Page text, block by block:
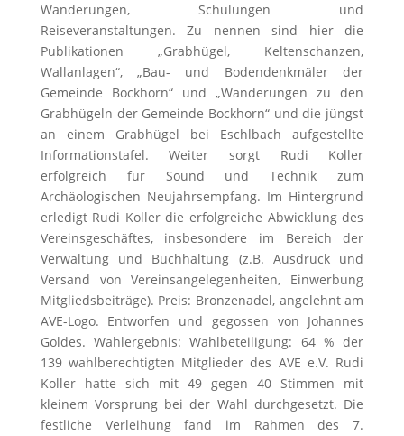
Wanderungen, Schulungen und
Reiseveranstaltungen. Zu nennen sind hier die
Publikationen „Grabhügel, Keltenschanzen,
Wallanlagen“, „Bau- und Bodendenkmäler der
Gemeinde Bockhorn“ und „Wanderungen zu den
Grabhügeln der Gemeinde Bockhorn“ und die jüngst
an einem Grabhügel bei Eschlbach aufgestellte
Informationstafel. Weiter sorgt Rudi Koller
erfolgreich für Sound und Technik zum
Archäologischen Neujahrsempfang. Im Hintergrund
erledigt Rudi Koller die erfolgreiche Abwicklung des
Vereinsgeschäftes, insbesondere im Bereich der
Verwaltung und Buchhaltung (z.B. Ausdruck und
Versand von Vereinsangelegenheiten, Einwerbung
Mitgliedsbeiträge). Preis: Bronzenadel, angelehnt am
AVE-Logo. Entworfen und gegossen von Johannes
Goldes. Wahlergebnis: Wahlbeteiligung: 64 % der
139 wahlberechtigten Mitglieder des AVE e.V. Rudi
Koller hatte sich mit 49 gegen 40 Stimmen mit
kleinem Vorsprung bei der Wahl durchgesetzt. Die
festliche Verleihung fand im Rahmen des 7.